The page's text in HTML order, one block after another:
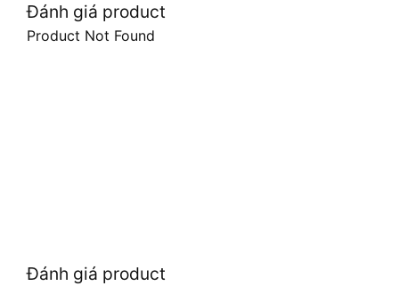
Đánh giá product
Product Not Found
Đánh giá product